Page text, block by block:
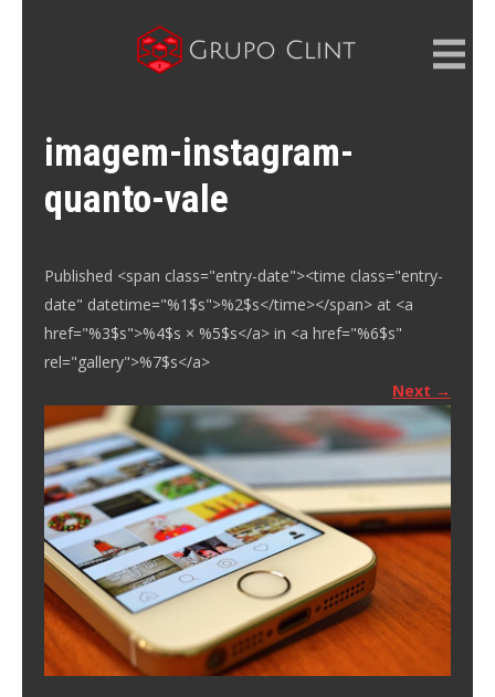
imagem-instagram-
quanto-vale
Published <span class="entry-date"><time class="entry-
date" datetime="%1$s">%2$s</time></span> at <a
href="%3$s">%4$s × %5$s</a> in <a href="%6$s"
rel="gallery">%7$s</a>
Next →